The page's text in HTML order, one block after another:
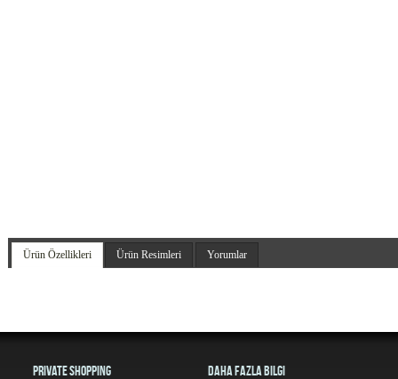
Ürün Özellikleri Ürün Resimleri Yorumlar
Private Shopping Daha Fazla Bilgi